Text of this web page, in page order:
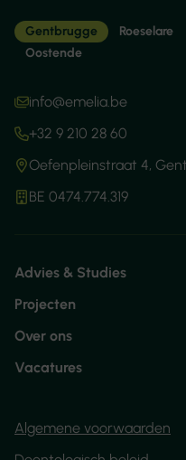
Gentbrugge Roeselare
Oostende
info@emelia.be
+32 9 210 28 60
Oefenpleinstraat 4,
BE 0474.774.319
Advies & Studies
Projecten
Over ons
Vacatures
Algemene voorwaarden